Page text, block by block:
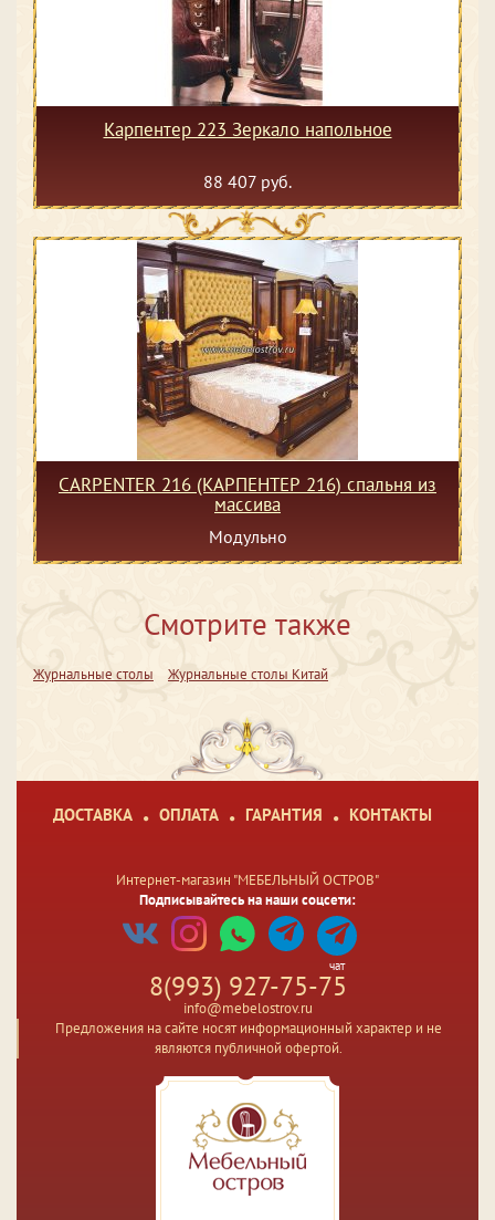
Карпентер 223 Зеркало напольное
88 407 руб.
CARPENTER 216 (КАРПЕНТЕР 216) спальня из
массива
Модульно
Смотрите также
Журнальные столы Журнальные столы Китай
ДОСТАВКА ОПЛАТА ГАРАНТИЯ КОНТАКТЫ
Интернет-магазин "МЕБЕЛЬНЫЙ ОСТРОВ"
Подписывайтесь на наши соцсети:
чат
8(993) 927-75-75
info@mebelostrov.ru
Предложения на сайте носят информационный характер и не
являются публичной офертой.